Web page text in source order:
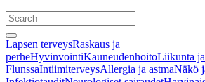
Lapsen terveysRaskaus ja
perheHyvinvointiKauneudenhoitoLiikunta
FlunssaIntiimiterveysAllergia ja astmaNäkö